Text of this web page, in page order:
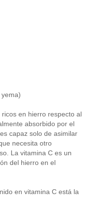
en hierro respecto al
absorbido por el
capaz solo de asimilar
necesita otro
La vitamina C es un
del hierro en el
en vitamina C está la